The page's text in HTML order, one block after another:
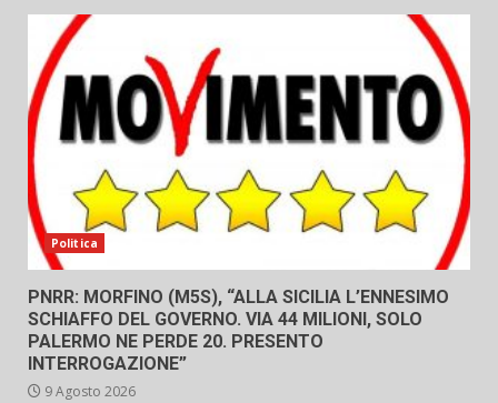
Politica
PNRR: MORFINO (M5S), “ALLA SICILIA L’ENNESIMO
SCHIAFFO DEL GOVERNO. VIA 44 MILIONI, SOLO
PALERMO NE PERDE 20. PRESENTO
INTERROGAZIONE”
9 Agosto 2026